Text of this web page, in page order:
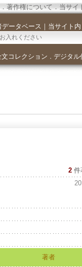
．著作権について．当サイ
データベース ｜ 当サイト内
文コレクション ． デジタル
2 件
著者